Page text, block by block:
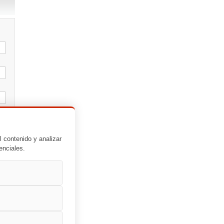
contenido y analizar